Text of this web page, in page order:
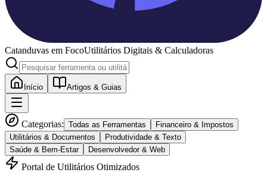
Catanduvas em FocoUtilitários Digitais & Calculadoras
Início Artigos & Guias
Categorias: Todas as Ferramentas
Financeiro & Impostos
Utilitários & Documentos
Produtividade & Texto
Saúde & Bem-Estar
Desenvolvedor & Web
Portal de Utilitários Otimizados